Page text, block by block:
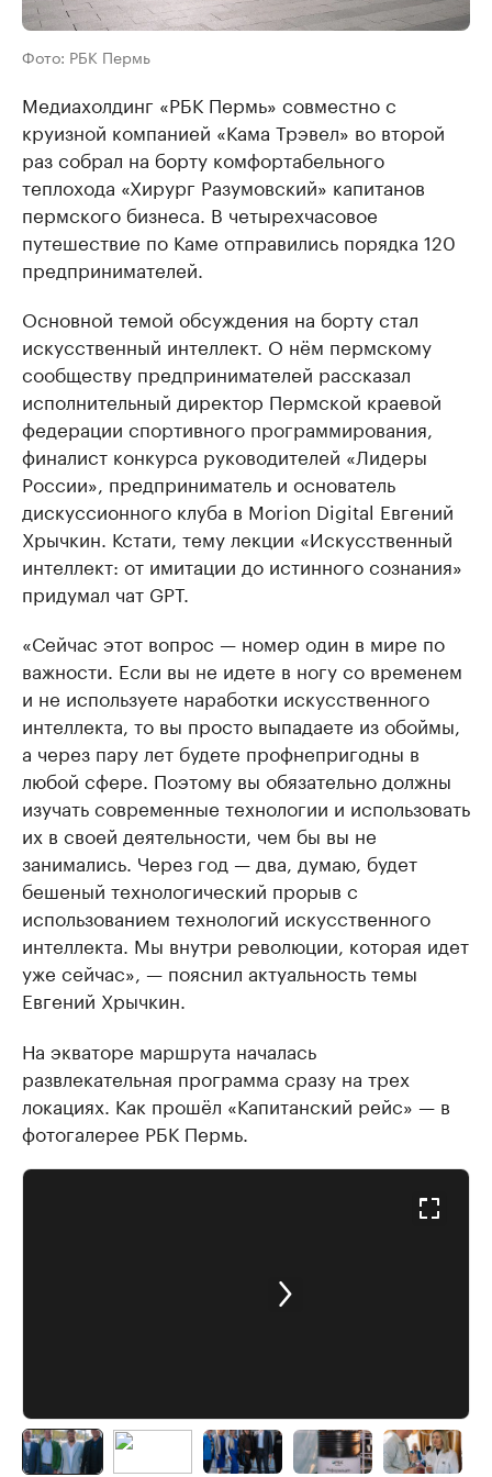
Фото: РБК Пермь
Медиахолдинг «РБК Пермь» совместно с
круизной компанией «Кама Трэвел» во второй
раз собрал на борту комфортабельного
теплохода «Хирург Разумовский» капитанов
пермского бизнеса. В четырехчасовое
путешествие по Каме отправились порядка 120
предпринимателей.
Основной темой обсуждения на борту стал
искусственный интеллект. О нём пермскому
сообществу предпринимателей рассказал
исполнительный директор Пермской краевой
федерации спортивного программирования,
финалист конкурса руководителей «Лидеры
России», предприниматель и основатель
дискуссионного клуба в Morion Digital Евгений
Хрычкин. Кстати, тему лекции «Искусственный
интеллект: от имитации до истинного сознания»
придумал чат GPT.
«Сейчас этот вопрос — номер один в мире по
важности. Если вы не идете в ногу со временем
и не используете наработки искусственного
интеллекта, то вы просто выпадаете из обоймы,
а через пару лет будете профнепригодны в
любой сфере. Поэтому вы обязательно должны
изучать современные технологии и использовать
их в своей деятельности, чем бы вы не
занимались. Через год — два, думаю, будет
бешеный технологический прорыв с
использованием технологий искусственного
интеллекта. Мы внутри революции, которая идет
уже сейчас», — пояснил актуальность темы
Евгений Хрычкин.
На экваторе маршрута началась
развлекательная программа сразу на трех
локациях. Как прошёл «Капитанский рейс» — в
фотогалерее РБК Пермь.